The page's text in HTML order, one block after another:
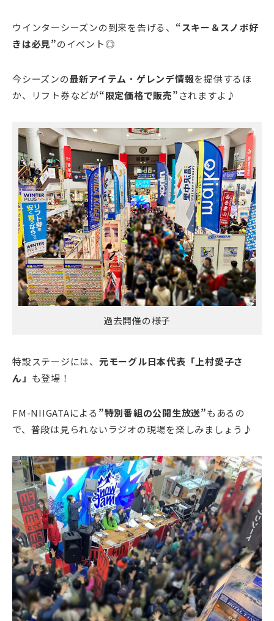
ウインターシーズンの到来を告げる、 “スキー＆スノボ好
きは必見”のイベント◎
今シーズンの最新アイテム ・ ゲレンデ情報を提供するほ
か、リフト券などが“限定価格で販売”されますよ♪
過去開催の様子
特設ステージには、 元モーグル日本代表「上村愛子さ
ん」 も登場！
FM-NIIGATAによる ”特別番組の公開生放送”もあるの
で、普段は見られないラジオの現場を楽しみましょう♪